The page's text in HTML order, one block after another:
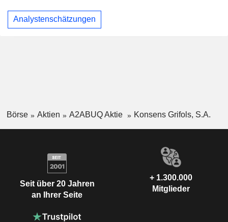
Analystenschätzungen
Börse Aktien A2ABUQ Aktie Konsens Grifols, S.A.
Seit über 20 Jahren
an Ihrer Seite
+ 1.300.000
Mitglieder